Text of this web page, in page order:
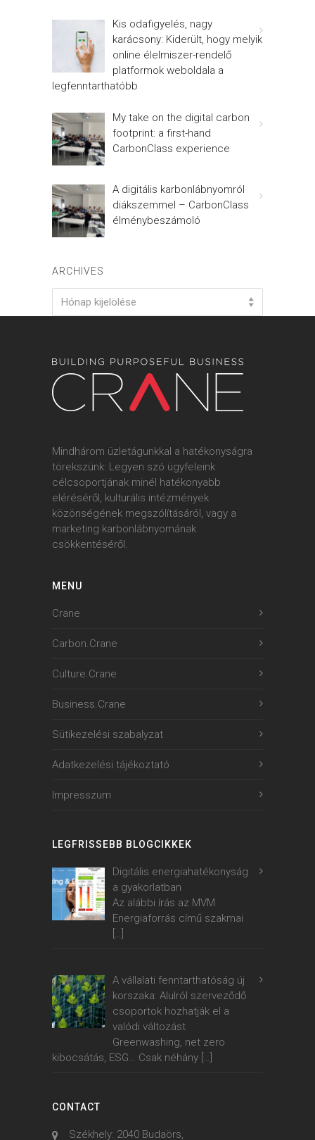
Kis odafigyelés, nagy
karácsony: Kiderült, hogy melyik
online élelmiszer-rendelő
platformok weboldala a
legfenntarthatóbb
My take on the digital carbon
footprint: a first-hand
CarbonClass experience
A digitális karbonlábnyomról
diákszemmel – CarbonClass
élménybeszámoló
ARCHIVES
Archives
Hónap kijelölése
Mindhárom üzletágunkkal a hatékonyságra
törekszünk: Legyen szó ügyfeleink
célcsoportjának minél hatékonyabb
eléréséről, kulturális intézmények
közönségének megszólításáról, vagy a
marketing karbonlábnyomának
csökkentéséről.
MENU
Crane
Carbon.Crane
Culture.Crane
Business.Crane
Sütikezelési szabalyzat
Adatkezelési tájékoztató
Impresszum
LEGFRISSEBB BLOGCIKKEK
Digitális energiahatékonyság
a gyakorlatban
Az alábbi írás az MVM
Energiaforrás című szakmai
[…]
A vállalati fenntarthatóság új
korszaka: Alulról szerveződő
csoportok hozhatják el a
valódi változást
Greenwashing, net zero
kibocsátás, ESG… Csak néhány […]
CONTACT
Székhely: 2040 Budaörs,